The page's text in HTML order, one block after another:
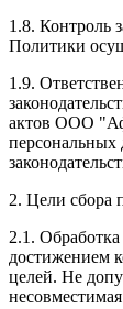
1.8. Контроль
Политики
1.9.
актов ООО
персональных
2. Цели сбора
2.1.
достижением
целей. Не